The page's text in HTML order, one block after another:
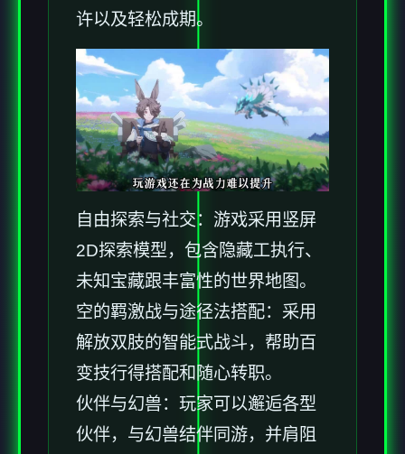
许以及轻松成期。
自由探索与社交：游戏采用竖屏
2D探索模型，包含隐藏工执行、
未知宝藏跟丰富性的世界地图。
空的羁激战与途径法搭配：采用
解放双肢的智能式战斗，帮助百
变技行得搭配和随心转职。
伙伴与幻兽：玩家可以邂逅各型
伙伴，与幻兽结伴同游，并肩阻